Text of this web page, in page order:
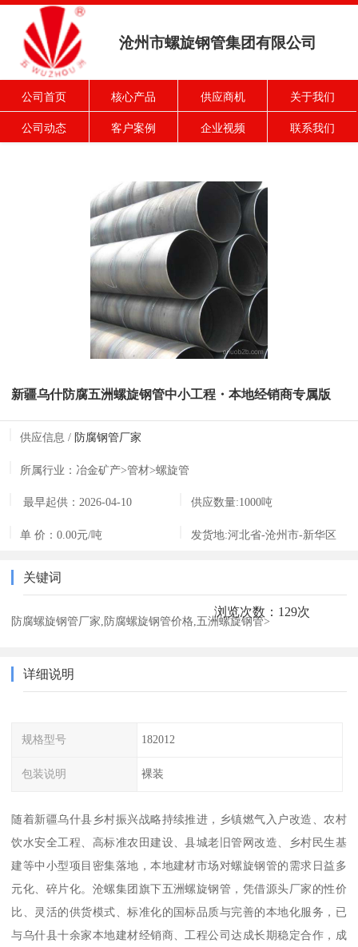
沧州市螺旋钢管集团有限公司
公司首页 核心产品 供应商机 关于我们
公司动态 客户案例 企业视频 联系我们
新疆乌什防腐五洲螺旋钢管中小工程・本地经销商专属版
供应信息 / 防腐钢管厂家
所属行业： 冶金矿产>管材>螺旋管
最早起供： 2026-04-10
07:33:33
供应数量:1000吨
单 价：0.00元/吨 发货地:河北省-沧州市-新华区
关键词
浏览次数：129次
防腐螺旋钢管厂家,防腐螺旋钢管价格,五洲螺旋钢管>
详细说明
规格型号 182012
包装说明 裸装
随着新疆乌什县乡村振兴战略持续推进，乡镇燃气入户改造、农村
饮水安全工程、高标准农田建设、县城老旧管网改造、乡村民生基
建等中小型项目密集落地，本地建材市场对螺旋钢管的需求日益多
元化、碎片化。沧螺集团旗下五洲螺旋钢管，凭借源头厂家的性价
比、灵活的供货模式、标准化的国标品质与完善的本地化服务，已
与乌什县十余家本地建材经销商、工程公司达成长期稳定合作，成